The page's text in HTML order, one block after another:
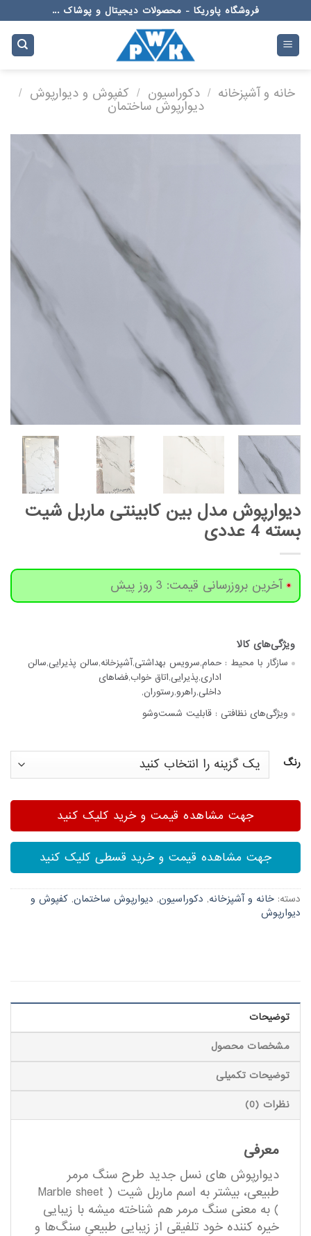
to
content
فروشگاه پاوریکا - محصولات دیجیتال و پوشاک ...
خانه و آشپزخانه / دکوراسیون / کفپوش و دیوارپوش /
دیوارپوش ساختمان
دیوارپوش مدل بین کابینتی ماربل شیت
بسته 4 عددی
آخرین بروزرسانی قیمت: 3 روز پیش
سازگار با محیط : حمام,سرویس بهداشتی,آشپزخانه,سالن پذیرایی,سالن
اداری,پذیرایی,اتاق خواب,فضاهای
داخلی,راهرو,رستوران,
ویژگی‌های نظافتی : قابلیت شست‌وشو
رنگ
جهت مشاهده قیمت و خرید کلیک کنید
جهت مشاهده قیمت و خرید قسطی کلیک کنید
دسته: خانه و آشپزخانه, دکوراسیون, دیوارپوش ساختمان, کفپوش و
دیوارپوش
توضیحات
مشخصات محصول
توضیحات تکمیلی
نظرات (0)
معرفی
دیوارپوش های نسل جدید طرح سنگ مرمر
طبیعی، بیشتر به اسم ماربل شیت ( Marble sheet
) به معنی سنگ مرمر هم شناخته میشه با زیبایی
خیره کننده خود تلفیقی از زیبایی طبیعیِ سنگ‌ها و